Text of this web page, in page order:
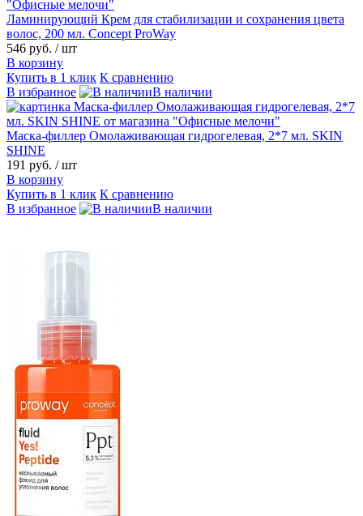
Ламинирующий Крем для стабилизации и сохранения цвета
волос, 200 мл. Concept ProWay
546 руб. / шт
В корзину
Купить в 1 клик К сравнению
В избранное
В наличии
Маска-филлер Омолаживающая гидрогелевая, 2*7 мл. SKIN
SHINE
191 руб. / шт
В корзину
Купить в 1 клик К сравнению
В избранное
В наличии